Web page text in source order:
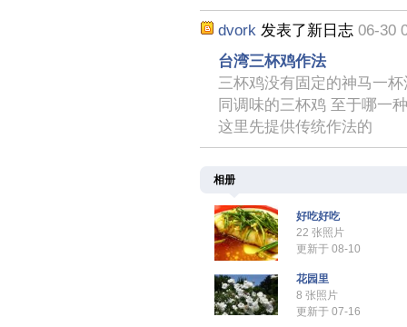
dvork 发表了新日志 06-30
台湾三杯鸡作法
三杯鸡没有固定的神马一
同调味的三杯鸡 至于哪一
这里先提供传统作法的
相册
好吃好吃
22 张照片
更新于 08-10
花园里
8 张照片
更新于 07-16